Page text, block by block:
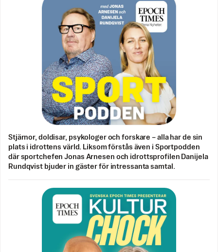
Stjärnor, doldisar, psykologer och forskare – alla har de sin
plats i idrottens värld. Liksom förstås även i Sportpodden
där sportchefen Jonas Arnesen och idrottsprofilen Danijela
Rundqvist bjuder in gäster för intressanta samtal.